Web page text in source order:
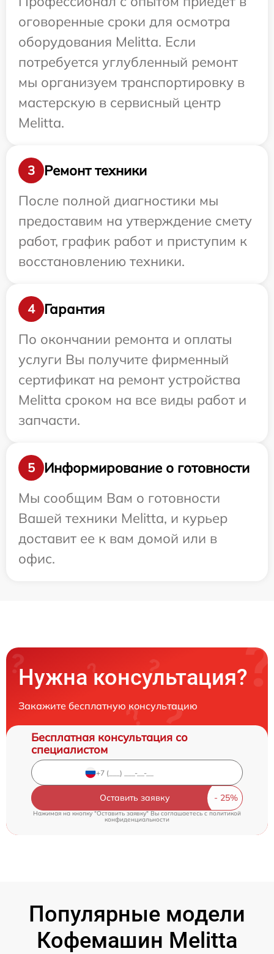
оговоренные сроки для осмотра
оборудования Melitta. Если
потребуется углубленный ремонт
мы организуем транспортировку в
мастерскую в сервисный центр
Melitta.
3
Ремонт техники
После полной диагностики мы
предоставим на утверждение смету
работ, график работ и приступим к
восстановлению техники.
4
Гарантия
По окончании ремонта и оплаты
услуги Вы получите фирменный
сертификат на ремонт устройства
Melitta сроком на все виды работ и
запчасти.
5
Информирование о готовности
Мы сообщим Вам о готовности
Вашей техники Melitta, и курьер
доставит ее к вам домой или в
офис.
Нужна консультация?
Закажите бесплатную консультацию
Бесплатная консультация со
специалистом
Оставить заявку
Нажимая на кнопку "Оставить заявку" Вы соглашаетесь cполитикой
конфиденциальности
Популярные модели
Кофемашин Melitta